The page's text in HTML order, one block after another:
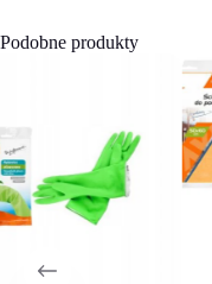
Podobne produkty